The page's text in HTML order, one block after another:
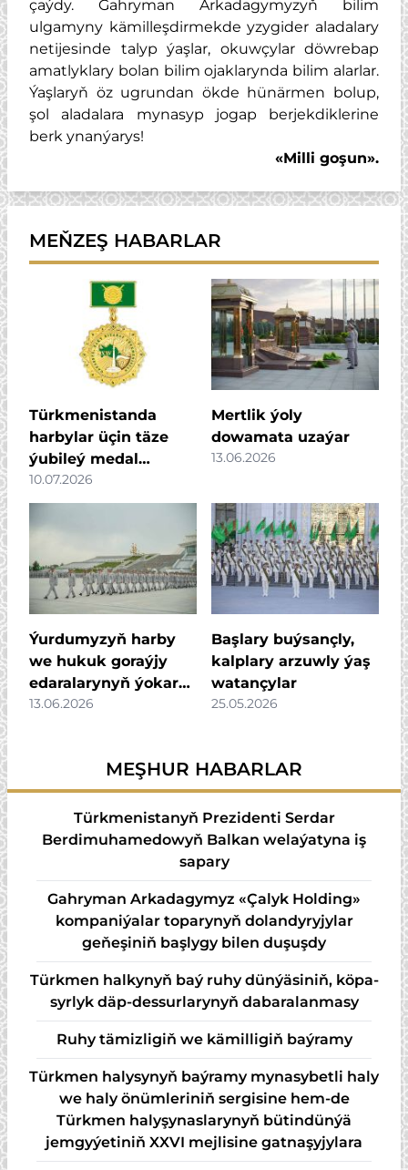
çaýdy. Gahryman Arkadagymyzyň bilim
ulgamyny kämilleşdirmekde yzygider aladalary
netijesinde talyp ýaşlar, okuwçylar döwrebap
amatlyklary bolan bilim ojaklarynda bilim alarlar.
Ýaşlaryň öz ugrundan ökde hünärmen bolup,
şol aladalara mynasyp jogap berjekdiklerine
berk ynanýarys!
«Milli goşun».
MEŇZEŞ HABARLAR
Türkmenistanda
harbylar üçin täze
ýubileý medal
dördildi
10.07.2026
Mertlik ýoly
dowamata uzaýar
13.06.2026
Ýurdumyzyň harby
we hukuk goraýjy
edaralarynyň ýokary
harby okuw
13.06.2026
Başlary buýsançly,
kalplary arzuwly ýaş
watançylar
25.05.2026
MEŞHUR HABARLAR
Türkmenistanyň Prezidenti Serdar
Berdimuhamedowyň Balkan welaýatyna iş
sapary
Gahryman Arkadagymyz «Çalyk Holding»
kompaniýalar toparynyň dolandyryjylar
geňeşiniň başlygy bilen duşuşdy
Türk­men hal­ky­nyň baý ru­hy dün­ýä­si­niň, kö­pa­
syr­lyk däp-des­sur­la­ry­nyň da­ba­ra­lan­ma­sy
Ruhy tämizligiň we kämilligiň baýramy
Türkmen halysynyň baýramy mynasybetli haly
we haly önümleriniň sergisine hem-de
Türkmen halyşynaslarynyň bütindünýä
jemgyýetiniň XXVI mejlisine gatnaşyjylara